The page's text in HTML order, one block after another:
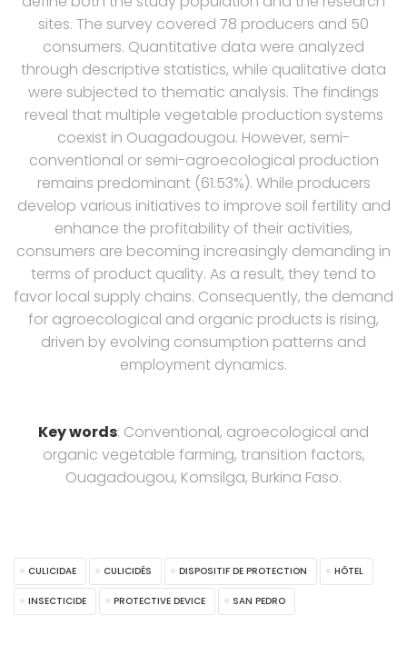
sites. The survey covered 78 producers and 50
consumers. Quantitative data were analyzed
through descriptive statistics, while qualitative data
were subjected to thematic analysis. The findings
reveal that multiple vegetable production systems
coexist in Ouagadougou. However, semi-
conventional or semi-agroecological production
remains predominant (61.53%). While producers
develop various initiatives to improve soil fertility and
enhance the profitability of their activities,
consumers are becoming increasingly demanding in
terms of product quality. As a result, they tend to
favor local supply chains. Consequently, the demand
for agroecological and organic products is rising,
driven by evolving consumption patterns and
employment dynamics.
Key words: Conventional, agroecological and
organic vegetable farming, transition factors,
Ouagadougou, Komsilga, Burkina Faso.
CULICIDAE CULICIDÉS DISPOSITIF DE PROTECTION HÔTEL
INSECTICIDE PROTECTIVE DEVICE SAN PEDRO